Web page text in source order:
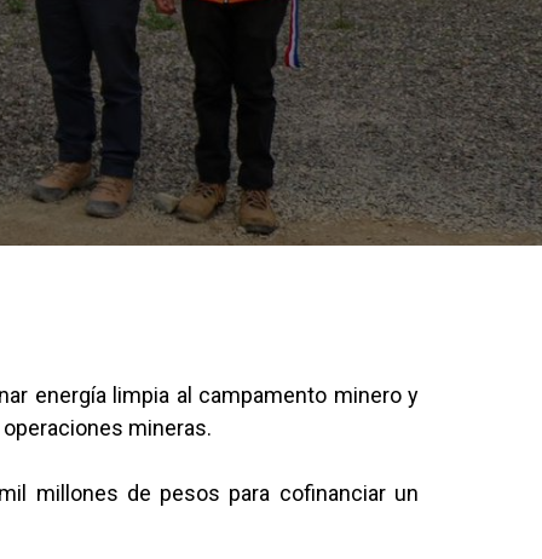
energía limpia al campamento minero y
mineras.
millones de pesos para cofinanciar un